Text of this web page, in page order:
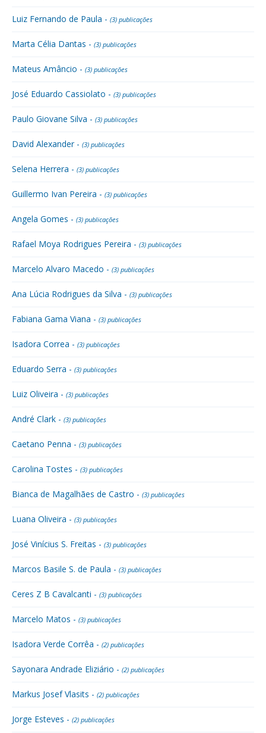
Luiz Fernando de Paula - (3) publicações
Marta Célia Dantas - (3) publicações
Mateus Amâncio - (3) publicações
José Eduardo Cassiolato - (3) publicações
Paulo Giovane Silva - (3) publicações
David Alexander - (3) publicações
Selena Herrera - (3) publicações
Guillermo Ivan Pereira - (3) publicações
Angela Gomes - (3) publicações
Rafael Moya Rodrigues Pereira - (3) publicações
Marcelo Alvaro Macedo - (3) publicações
Ana Lúcia Rodrigues da Silva - (3) publicações
Fabiana Gama Viana - (3) publicações
Isadora Correa - (3) publicações
Eduardo Serra - (3) publicações
Luiz Oliveira - (3) publicações
André Clark - (3) publicações
Caetano Penna - (3) publicações
Carolina Tostes - (3) publicações
Bianca de Magalhães de Castro - (3) publicações
Luana Oliveira - (3) publicações
José Vinícius S. Freitas - (3) publicações
Marcos Basile S. de Paula - (3) publicações
Ceres Z B Cavalcanti - (3) publicações
Marcelo Matos - (3) publicações
Isadora Verde Corrêa - (2) publicações
Sayonara Andrade Eliziário - (2) publicações
Markus Josef Vlasits - (2) publicações
Jorge Esteves - (2) publicações